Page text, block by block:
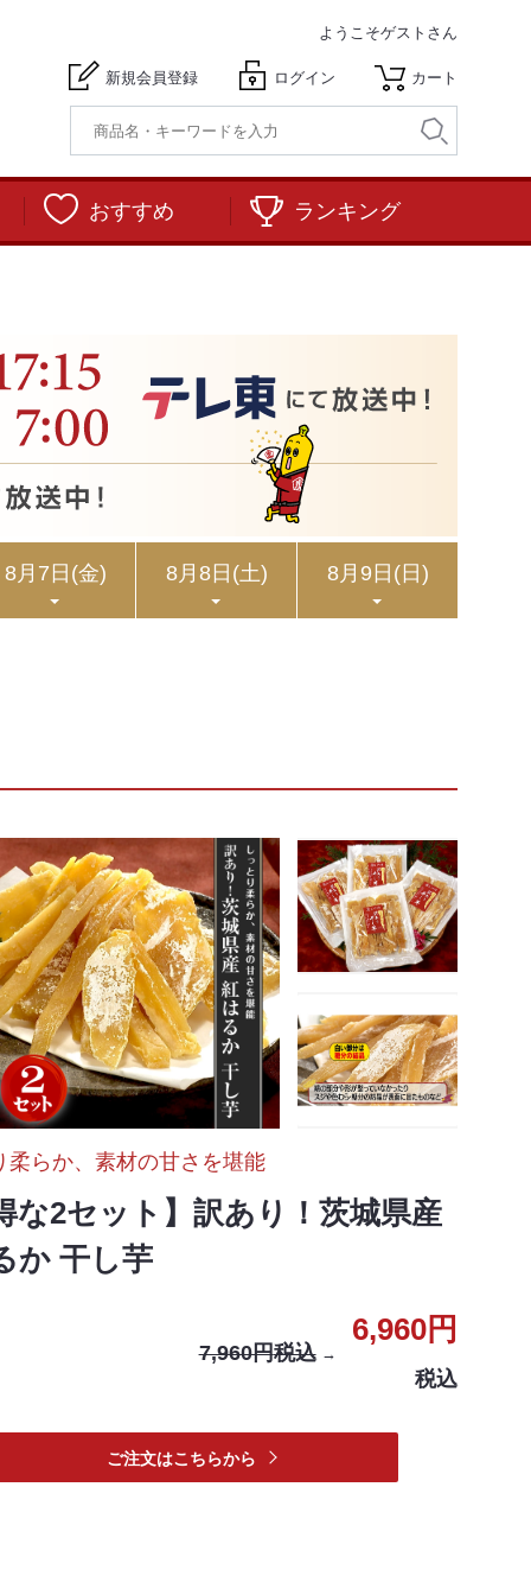
ようこそゲストさん
新規会員登録 ログイン カート
おすすめ ランキング
8月7日 (金) 8月8日 (土) 8月9日 (日)
柔らか、素材の甘さを堪能
な2セット】訳あり！茨城県産
か 干し芋
7,960円税込→
6,960円
税込
ご注文はこちらから